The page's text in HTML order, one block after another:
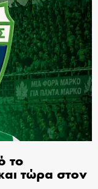
το
τώρα στον